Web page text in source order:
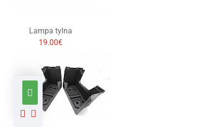
Lampa tylna
19.00€